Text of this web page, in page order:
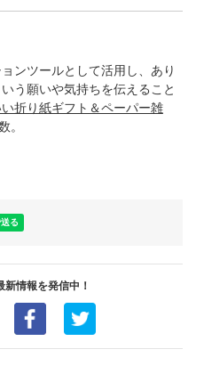
ンツールとして活用し、あり
う願いや気持ちを伝えること
折り紙ギフト＆ペーパー雑
。
情報を発信中！